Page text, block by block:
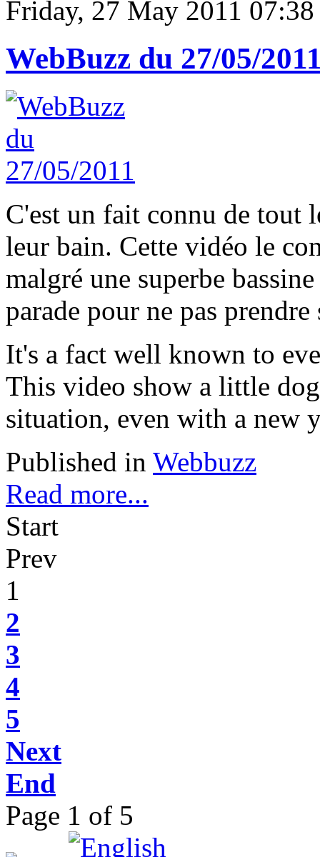
Friday, 27 May 2011 07:38
WebBuzz du 27/05/
C'est un fait connu de tout
leur bain. Cette vidéo le
malgré une superbe
parade pour ne pas
It's a fact well known to
This video show a little
situation, even with a new
Published in Webbuzz
Read more...
Start
Prev
1
2
3
4
5
Next
End
Page 1 of 5